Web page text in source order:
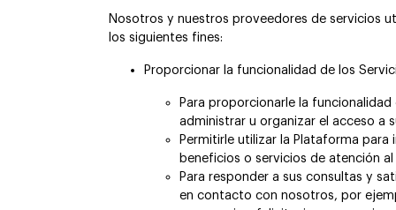
Nosotros y nuestros proveedores de servicios
los siguientes fines:
Proporcionar la funcionalidad de los
Para proporcionarle la
administrar u organizar el acceso a
Permitirle utilizar la Plataforma
beneficios o servicios de atención
Para responder a sus consultas y
en contacto con nosotros, por